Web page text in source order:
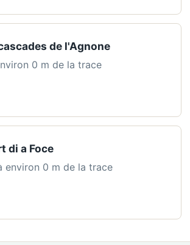
de l'Agnone
0 m de la trace
di a Foce
environ 0 m de la trace